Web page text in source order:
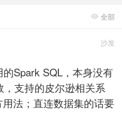
 全部
沙发
Spark SQL，本身没有
支持的皮尔逊相关系
法；直连数据集的话要